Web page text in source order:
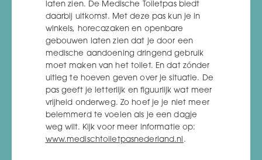
laten zien. De Medische Toiletpas biedt
daarbij uitkomst. Met deze pas kun je in
winkels, horecazaken en openbare
gebouwen laten zien dat je door een
medische aandoening dringend gebruik
moet maken van het toilet. En dat zónder
uitleg te hoeven geven over je situatie. De
pas geeft je letterlijk en figuurlijk wat meer
vrijheid onderweg. Zo hoef je je niet meer
belemmerd te voelen als je een dagje
weg wilt. Kijk voor meer informatie op:
www.medischtoiletpasnederland.nl .